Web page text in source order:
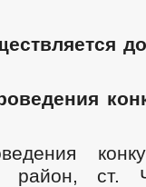
район, ст.